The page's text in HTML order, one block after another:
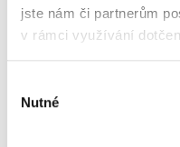
jste nám či partnerům
v rámci využívání
souhlasu
Nutné